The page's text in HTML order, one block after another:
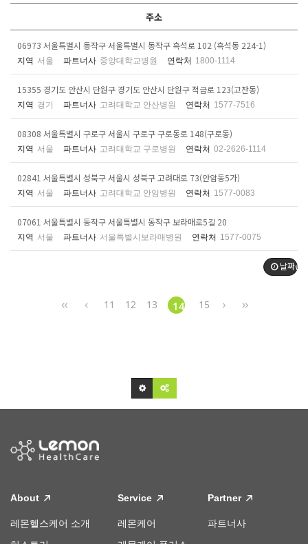
주소
06973 서울특별시 동작구 서울특별시 동작구 흑석로 102 (흑석동 224-1)
지역 서울 파트너사 중앙대학교병원 연락처 1800-1114
15355 경기도 안산시 단원구 경기도 안산시 단원구 적금로 123(고잔동)
지역 경기 파트너사 고려대학교 안산병원 연락처 1577-7516
08308 서울특별시 구로구 서울시 구로구 구로동로 148(구로동)
지역 서울 파트너사 고려대학교 구로병원 연락처 02-2626-1114
02841 서울특별시 성북구 서울시 성북구 고려대로 73(안암동5가)
지역 서울 파트너사 고려대학교 안암병원 연락처 1577-0083
07061 서울특별시 동작구 서울특별시 동작구 보라매로5길 20
지역 서울 파트너사 서울특별시보라매병원 연락처 1577-0075
날짜순
11 12 13 14 15
About
레몬헬스케어 소개
Service
레몬케어
Partner
파트너사